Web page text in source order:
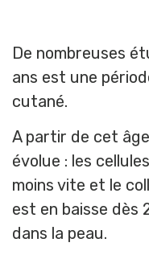
De nombreuses
ans est une
cutané.
A partir de cet
évolue : les
moins vite et le
est en baisse dès
dans la peau.